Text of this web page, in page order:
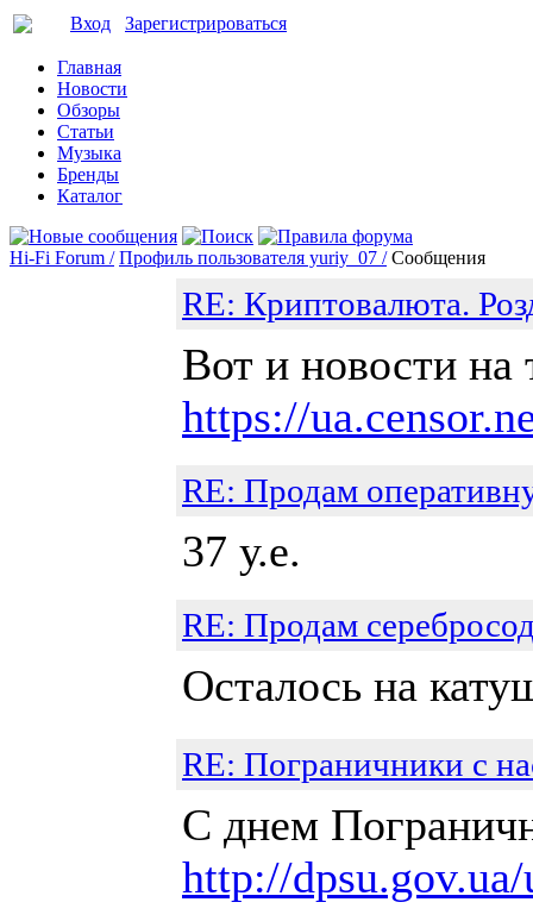
Вход Зарегистрироваться
Главная
Новости
Обзоры
Статьи
Музыка
Бренды
Каталог
Hi-Fi Forum / Профиль пользователя yuriy_07 / Сообщения
RE: Криптовалюта.
Вот и новости на
https://
RE: Продам
37 у.е.
RE: Продам
Осталось на
RE: Пограничники с
С днем
http://